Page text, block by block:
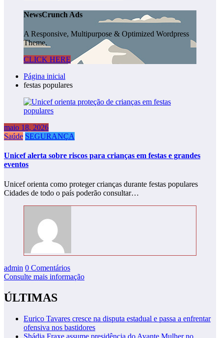
NewsCrunch Ads
A Responsive, Multipurpose & Optimized Wordpress
Theme.
CLICK HERE
Página inicial
festas populares
maio 18, 2026
Saúde SEGURANÇA
Unicef alerta sobre riscos para crianças em festas e grandes
eventos
Unicef orienta como proteger crianças durante festas populares
Cidades de todo o país poderão consultar…
admin 0 Comentários
Consulte mais informação
ÚLTIMAS
Eurico Tavares cresce na disputa estadual e passa a enfrentar
ofensiva nos bastidores
Shádia Fraxe assume presidência do Avante Mulher no